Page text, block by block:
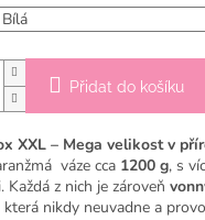
Přidat do košíku
XXL – Mega velikost v
váze cca 1200 g, s
Každá z nich je zároveň
která nikdy neuvadne a